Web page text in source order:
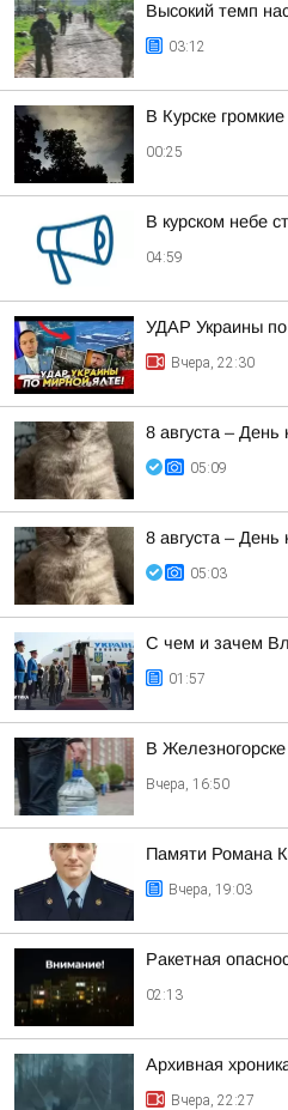
Высокий темп
03:12
В Курске
00:25
В курском небе
04:59
УДАР Украины
Вчера, 22:30
8 августа –
05:09
8 августа –
05:03
С чем и зачем
01:57
В
Вчера, 16:50
Памяти Романа
Вчера, 19:03
Ракетная
02:13
Архивная
Вчера, 22:27